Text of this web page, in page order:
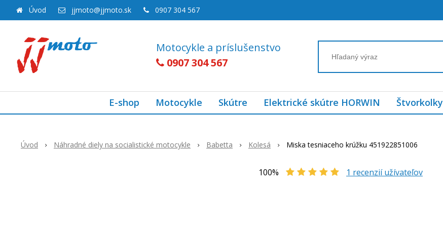
Motocykle a príslušenstvo
0907 304 567
Úvod jjmoto@jjmoto.sk 0907 304 567
E-shop Motocykle Skútre Elektrické skútre HORWIN Štvorkolky
Úvod Náhradné diely na socialistické motocykle Babetta Kolesá Miska tesniaceho krúžku 451922851006
100% 1 recenzií užívateľov